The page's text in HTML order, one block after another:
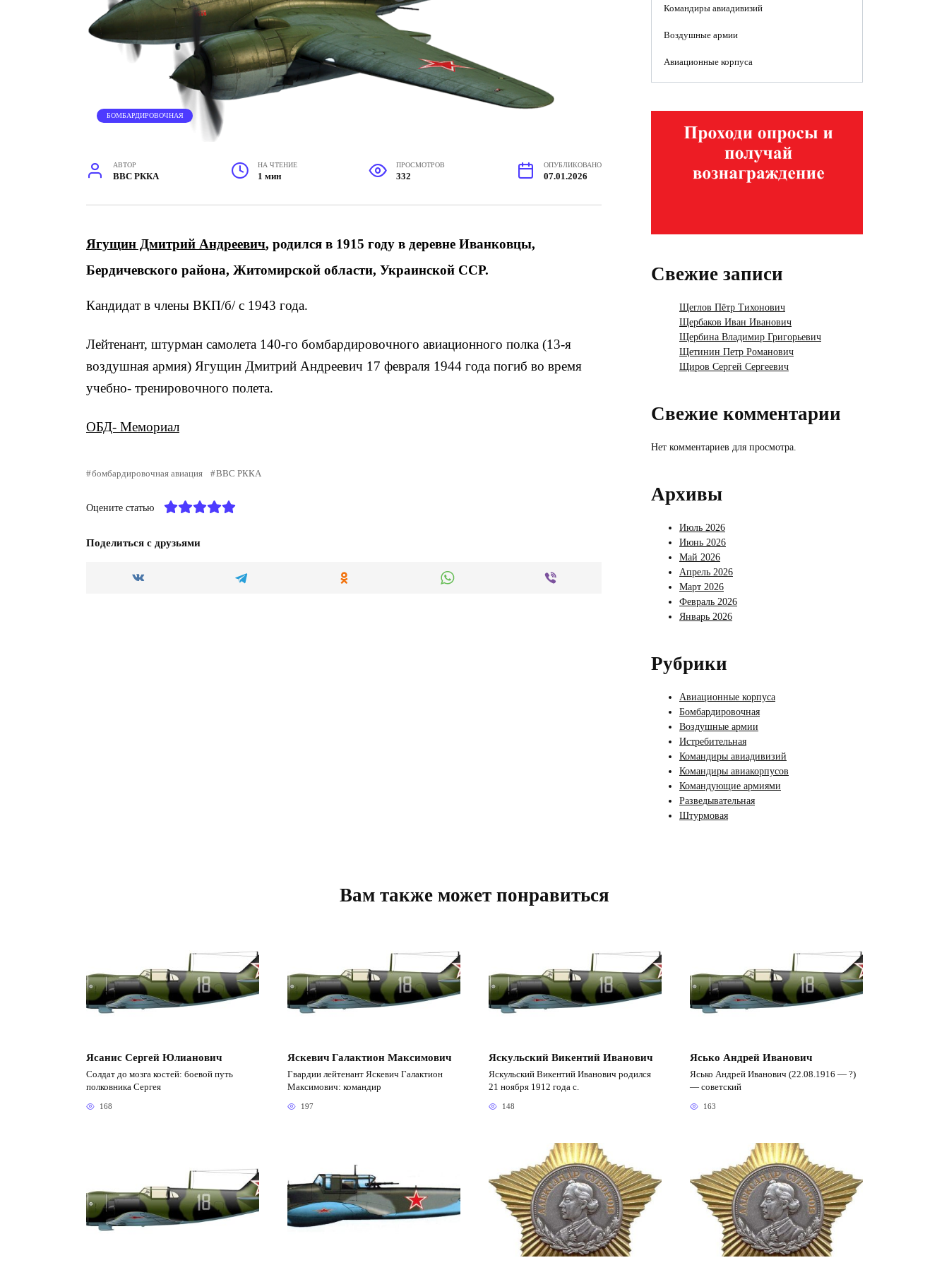
БОМБАРДИРОВОЧНАЯ
АВТОР
ВВС РККА
НА ЧТЕНИЕ
1 мин
ПРОСМОТРОВ
332
ОПУБЛИКОВАНО
07.01.2026
Ягущин Дмитрий Андреевич, родился в 1915 году в деревне Иванковцы,
Бердичевского района, Житомирской области, Украинской ССР.
Кандидат в члены ВКП/б/ с 1943 года.
Лейтенант, штурман самолета 140-го бомбардировочного авиационного полка (13-я
воздушная армия) Ягущин Дмитрий Андреевич 17 февраля 1944 года погиб во время
учебно- тренировочного полета.
ОБД- Мемориал
бомбардировочная авиация ВВС РККА
Оцените статью
Поделиться с друзьями
Командиры авиадивизий
Воздушные армии
Авиационные корпуса
Свежие записи
Щеглов Пётр Тихонович
Щербаков Иван Иванович
Щербина Владимир Григорьевич
Щетинин Петр Романович
Щиров Сергей Сергеевич
Свежие комментарии
Нет комментариев для просмотра.
Архивы
Июль 2026
Июнь 2026
Май 2026
Апрель 2026
Март 2026
Февраль 2026
Январь 2026
Рубрики
Авиационные корпуса
Бомбардировочная
Воздушные армии
Истребительная
Командиры авиадивизий
Командиры авиакорпусов
Командующие армиями
Разведывательная
Штурмовая
Вам также может понравиться
Ясанис Сергей Юлианович
Солдат до мозга костей: боевой путь
полковника Сергея
168
Яскевич Галактион Максимович
Гвардии лейтенант Яскевич Галактион
Максимович: командир
197
Яскульский Викентий Иванович
Яскульский Викентий Иванович родился
21 ноября 1912 года с.
148
Ясько Андрей Иванович
Ясько Андрей Иванович (22.08.1916 — ?)
— советский
163